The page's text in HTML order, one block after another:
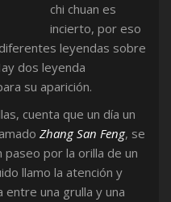
chi chuan es
incierto, por eso
leyendas sobre
dos leyenda
su aparición.
cuenta que un día un
Zhang San Feng, se
paseo por la orilla de un
llamo la atención y
entre una grulla y una